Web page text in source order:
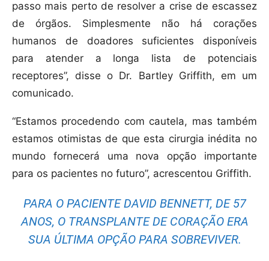
passo mais perto de resolver a crise de escassez
de órgãos. Simplesmente não há corações
humanos de doadores suficientes disponíveis
para atender a longa lista de potenciais
receptores”, disse o Dr. Bartley Griffith, em um
comunicado.
“Estamos procedendo com cautela, mas também
estamos otimistas de que esta cirurgia inédita no
mundo fornecerá uma nova opção importante
para os pacientes no futuro”, acrescentou Griffith.
PARA O PACIENTE DAVID BENNETT, DE 57
ANOS, O TRANSPLANTE DE CORAÇÃO ERA
SUA ÚLTIMA OPÇÃO PARA SOBREVIVER.